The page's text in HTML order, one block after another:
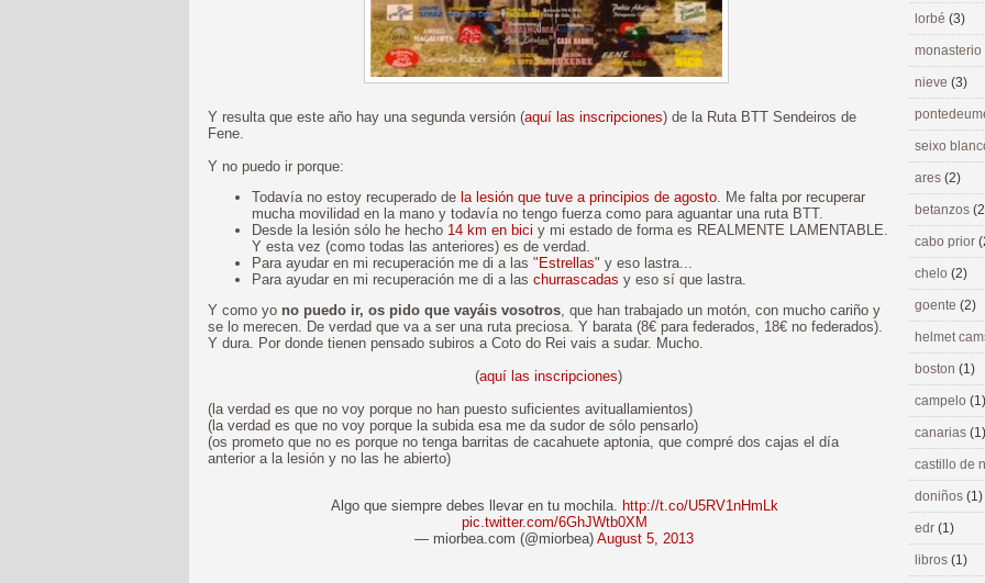
Y resulta que este año hay una segunda versión (aquí las inscripciones) de la Ruta BTT Sendeiros de
Fene.
Y no puedo ir porque:
Todavía no estoy recuperado de la lesión que tuve a principios de agosto. Me falta por recuperar
mucha movilidad en la mano y todavía no tengo fuerza como para aguantar una ruta BTT.
Desde la lesión sólo he hecho 14 km en bici y mi estado de forma es REALMENTE LAMENTABLE.
Y esta vez (como todas las anteriores) es de verdad.
Para ayudar en mi recuperación me di a las " Estrellas" y eso lastra...
Para ayudar en mi recuperación me di a las churrascadas y eso sí que lastra.
Y como yo no puedo ir, os pido que vayáis vosotros, que han trabajado un motón, con mucho cariño y
se lo merecen. De verdad que va a ser una ruta preciosa. Y barata (8€ para federados, 18€ no federados).
Y dura. Por donde tienen pensado subiros a Coto do Rei vais a sudar. Mucho.
(aquí las inscripciones)
(la verdad es que no voy porque no han puesto suficientes avituallamientos)
(la verdad es que no voy porque la subida esa me da sudor de sólo pensarlo)
(os prometo que no es porque no tenga barritas de cacahuete aptonia, que compré dos cajas el día
anterior a la lesión y no las he abierto)
Algo que siempre debes llevar en tu mochila. http://t.co/U5RV1nHmLk
pic.twitter.com/6GhJWtb0XM
— miorbea.com (@miorbea) August 5, 2013
lorbé (3)
nieve (3)
seixo
ares (2)
betanzos
cabo prior
chelo (2)
goente (2)
helmet
boston (1)
campelo (1)
canarias (1)
castillo de
doniños (1)
edr (1)
libros (1)